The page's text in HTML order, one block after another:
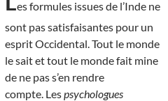
es formules issues de l’Inde ne
sont pas satisfaisantes pour un
esprit Occidental. Tout le monde
le sait et tout le monde fait mine
de ne pas s’en rendre
compte. Lespsychologues